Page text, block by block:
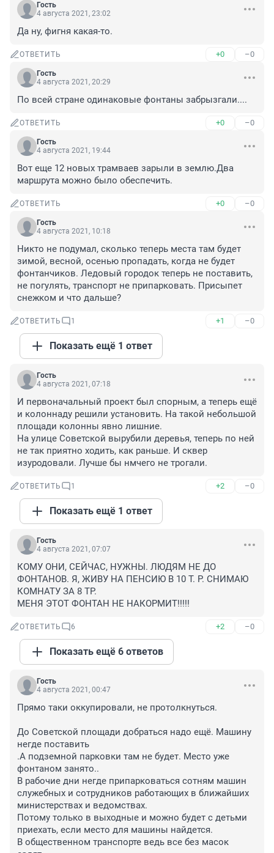
Гость
4 августа 2021, 23:02
Да ну, фигня какая-то.
ОТВЕТИТЬ +0 –0
Гость
4 августа 2021, 20:29
По всей стране одинаковые фонтаны забрызгали....
ОТВЕТИТЬ +0 –0
Гость
4 августа 2021, 19:44
Вот еще 12 новых трамваев зарыли в землю.Два
маршрута можно было обеспечить.
ОТВЕТИТЬ +0 –0
Гость
4 августа 2021, 10:18
Никто не подумал, сколько теперь места там будет
зимой, весной, осенью пропадать, когда не будет
фонтанчиков. Ледовый городок теперь не поставить,
не погулять, транспорт не припарковать. Присыпет
снежком и что дальше?
ОТВЕТИТЬ 1 +1 –0
Показать ещё 1 ответ
Гость
4 августа 2021, 07:18
И первоначальный проект был спорным, а теперь ещё
и колоннаду решили установить. На такой небольшой
площади колонны явно лишние.
На улице Советской вырубили деревья, теперь по ней
не так приятно ходить, как раньше. И сквер
изуродовали. Лучше бы нмчего не трогали.
ОТВЕТИТЬ 1 +2 –0
Показать ещё 1 ответ
Гость
4 августа 2021, 07:07
КОМУ ОНИ, СЕЙЧАС, НУЖНЫ. ЛЮДЯМ НЕ ДО
ФОНТАНОВ. Я, ЖИВУ НА ПЕНСИЮ В 10 Т. Р. СНИМАЮ
КОМНАТУ ЗА 8 ТР.
МЕНЯ ЭТОТ ФОНТАН НЕ НАКОРМИТ!!!!!
ОТВЕТИТЬ 6 +2 –0
Показать ещё 6 ответов
Гость
4 августа 2021, 00:47
Прямо таки оккупировали, не протолкнуться.
До Советской площади добраться надо ещё. Машину
негде поставить
.А подземной парковки там не будет. Место уже
фонтаном занято..
В рабочие дни негде припарковаться сотням машин
служебных и сотрудников работающих в ближайших
министерствах и ведомствах.
Потому только в выходные и можно будет с детьми
приехать, если место для машины найдется.
В общественном транспорте ведь все без масок